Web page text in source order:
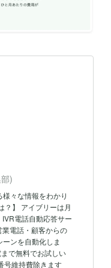
)
々な情報をわかり
？】 アイブリーは月
電話自動応答サー
電話・顧客からの
ンを自動化しま
で無料でお試しい
号維持費除きます